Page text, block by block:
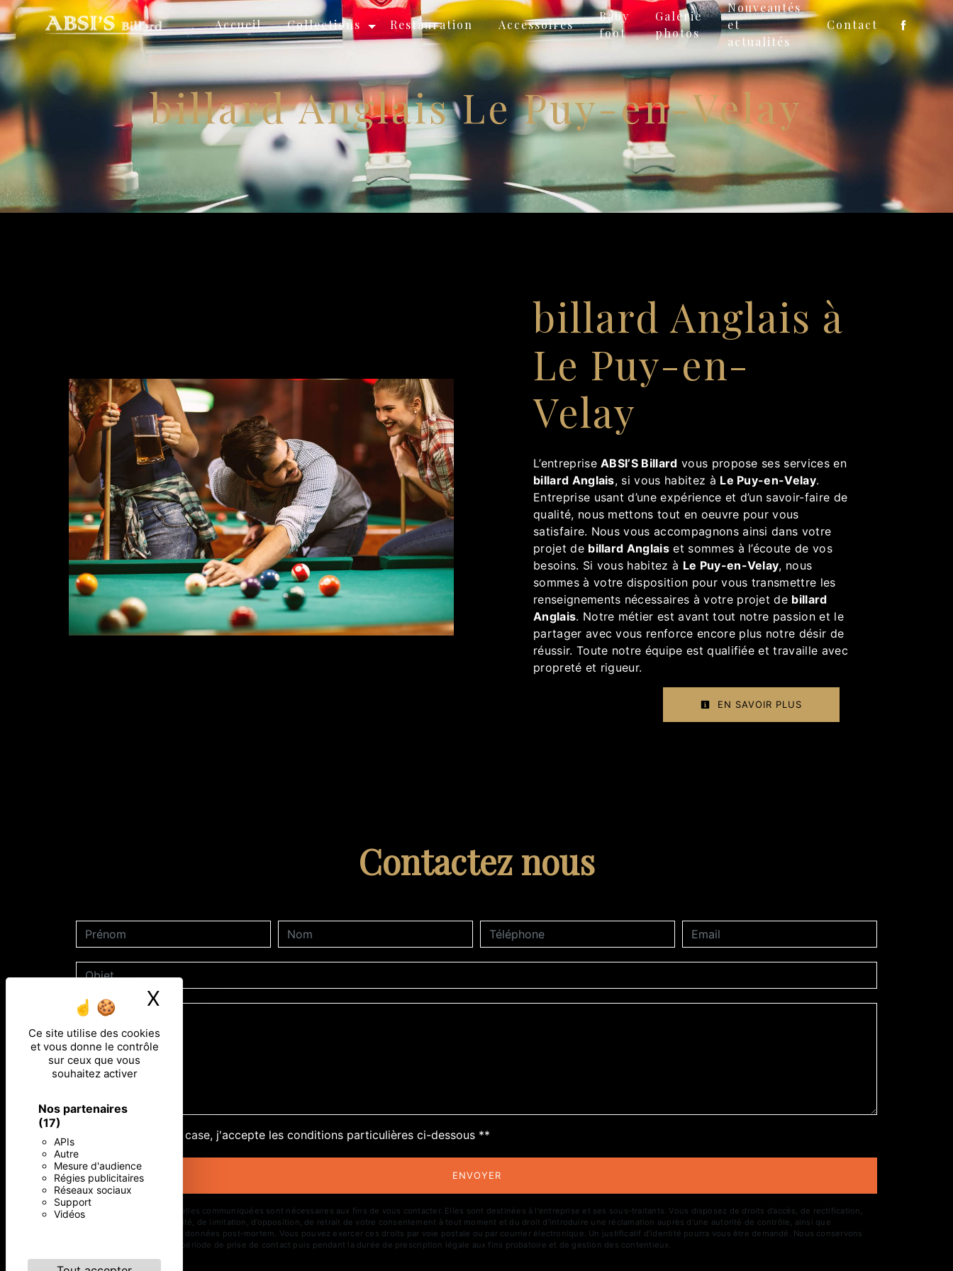
Panneau de gestion des cookies
Ce site utilise des cookies
et vous donne le contrôle
sur ceux que vous
souhaitez activer
Nos partenaires
(17)
APIs
Autre
Mesure d'audience
Régies publicitaires
Réseaux sociaux
Support
Vidéos
X Masquer le bandeau des cookies
Accueil Collections Restauration Accessoires
Baby
foot
Galerie
photos
Nouveautés
et
actualités
Contact
billard Anglais Le Puy-en-Velay
billard Anglais à
Le Puy-en-
Velay
L’entrepriseABSI’S Billard vous propose ses services en
billard Anglais, si vous habitez à Le Puy-en-Velay.
Entreprise usant d’une expérience et d’un savoir-faire de
qualité, nous mettons tout en oeuvre pour vous
satisfaire. Nous vous accompagnons ainsi dans votre
projet de billard Anglais et sommes à l’écoute de vos
besoins. Si vous habitez à Le Puy-en-Velay, nous
sommes à votre disposition pour vous transmettre les
renseignements nécessaires à votre projet de billard
Anglais. Notre métier est avant tout notre passion et le
partager avec vous renforce encore plus notre désir de
réussir. Toute notre équipe est qualifiée et travaille avec
propreté et rigueur.
EN SAVOIR PLUS
Contactez nous
En cochant cette case, j'accepte les conditions particulières ci-dessous **
ENVOYER
** Les données personnelles communiquées sont nécessaires aux fins de vous contacter. Elles sont destinées à l'entreprise et ses sous-traitants. Vous disposez de droits d’accès, de rectification,
d’effacement, de portabilité, de limitation, d’opposition, de retrait de votre consentement à tout moment et du droit d’introduire une réclamation auprès d’une autorité de contrôle, ainsi que
d’organiser le sort de vos données post-mortem. Vous pouvez exercer ces droits par voie postale ou par courrier électronique. Un justificatif d'identité pourra vous être demandé. Nous conservons
vos données pendant la période de prise de contact puis pendant la durée de prescription légale aux fins probatoire et de gestion des contentieux.